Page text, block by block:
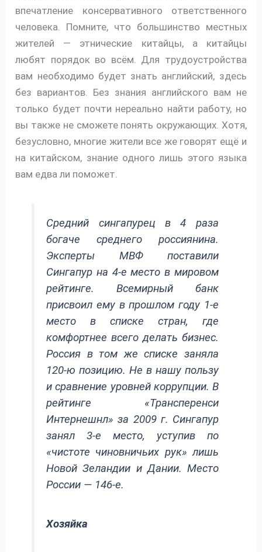
впечатление консервативного ответственного
человека. Помните, что большинство местных
жителей — этнические китайцы, а китайцы
любят порядок во всём. Для трудоустройства
вам необходимо будет знать английский, здесь
без вариантов. Без знания английского вам не
только будет почти нереально найти работу, но
вы также не сможете понять окружающих. Хотя,
безусловно, многие жители все же говорят ещё и
на китайском, знание одного лишь этого языка
вам едва ли поможет.
Средний сингапурец в 4 раза
богаче среднего россиянина.
Эксперты МВФ поставили
Сингапур на 4-е место в мировом
рейтинге. Всемирный банк
присвоил ему в прошлом году 1-е
место в списке стран, где
комфортнее всего делать бизнес.
Россия в том же списке заняла
120-ю позицию. Не в нашу пользу
и сравнение уровней коррупции. В
рейтинге «Трансперенси
Интернешнл» за 2009 г. Сингапур
занял 3-е место, уступив по
«чистоте чиновничьих рук» лишь
Новой Зеландии и Дании. Место
России — 146-е.
Хозяйка